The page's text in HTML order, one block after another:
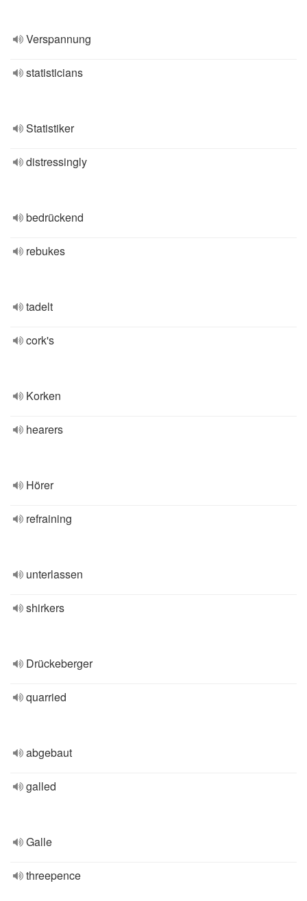
Verspannung
statisticians
Statistiker
distressingly
bedrückend
rebukes
tadelt
cork's
Korken
hearers
Hörer
refraining
unterlassen
shirkers
Drückeberger
quarried
abgebaut
galled
Galle
threepence